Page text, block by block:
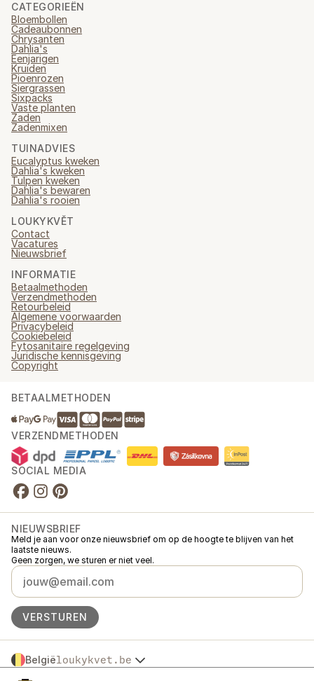
CATEGORIEËN
Bloembollen
Cadeaubonnen
Chrysanten
Dahlia's
Eenjarigen
Kruiden
Pioenrozen
Siergrassen
Sixpacks
Vaste planten
Zaden
Zadenmixen
TUINADVIES
Eucalyptus kweken
Dahlia's kweken
Tulpen kweken
Dahlia's bewaren
Dahlia's rooien
LOUKYKVĚT
Contact
Vacatures
Nieuwsbrief
INFORMATIE
Betaalmethoden
Verzendmethoden
Retourbeleid
Algemene voorwaarden
Privacybeleid
Cookiebeleid
Fytosanitaire regelgeving
Juridische kennisgeving
Copyright
BETAALMETHODEN
VERZENDMETHODEN
SOCIAL MEDIA
NIEUWSBRIEF
Meld je aan voor onze nieuwsbrief om op de hoogte te blijven van het
laatste nieuws.
Geen zorgen, we sturen er niet veel.
VERSTUREN
Belgiëloukykvet.be